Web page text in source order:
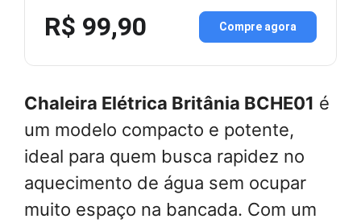
R$ 99,90 Compre agora
Chaleira Elétrica Britânia BCHE01 é
um modelo compacto e potente,
ideal para quem busca rapidez no
aquecimento de água sem ocupar
muito espaço na bancada. Com um